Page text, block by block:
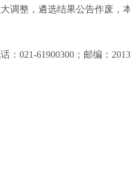
调整，遴选结果公告作废，
：021-61900300；邮编：